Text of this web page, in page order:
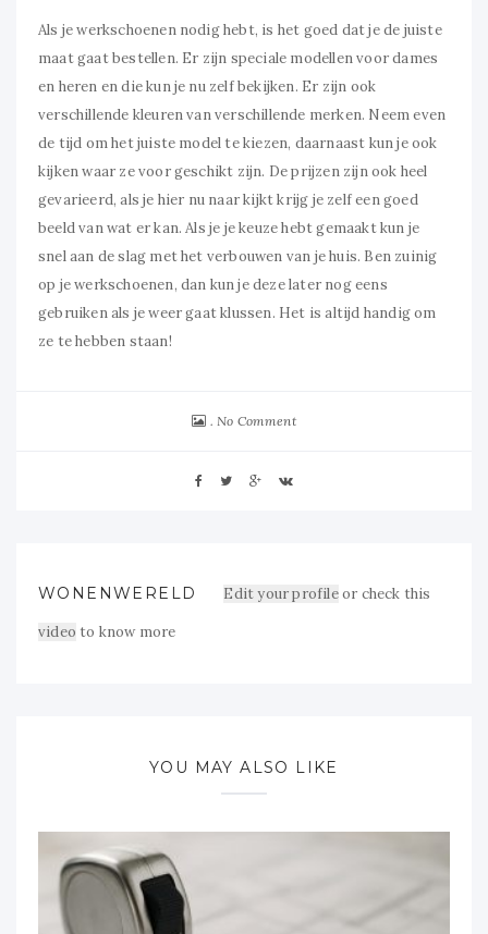
Als je werkschoenen nodig hebt, is het goed dat je de juiste
maat gaat bestellen. Er zijn speciale modellen voor dames
en heren en die kun je nu zelf bekijken. Er zijn ook
verschillende kleuren van verschillende merken. Neem even
de tijd om het juiste model te kiezen, daarnaast kun je ook
kijken waar ze voor geschikt zijn. De prijzen zijn ook heel
gevarieerd, als je hier nu naar kijkt krijg je zelf een goed
beeld van wat er kan. Als je je keuze hebt gemaakt kun je
snel aan de slag met het verbouwen van je huis. Ben zuinig
op je werkschoenen, dan kun je deze later nog eens
gebruiken als je weer gaat klussen. Het is altijd handig om
ze te hebben staan!
No Comment
WONENWERELD Edit your profileor check this
video to know more
YOU MAY ALSO LIKE